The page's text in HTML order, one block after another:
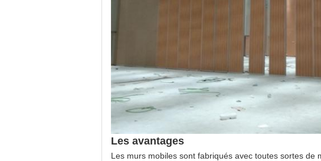
Les avantages
Les murs mobiles sont fabriqués avec toutes sortes